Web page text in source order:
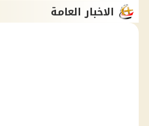
الاخبار العامة